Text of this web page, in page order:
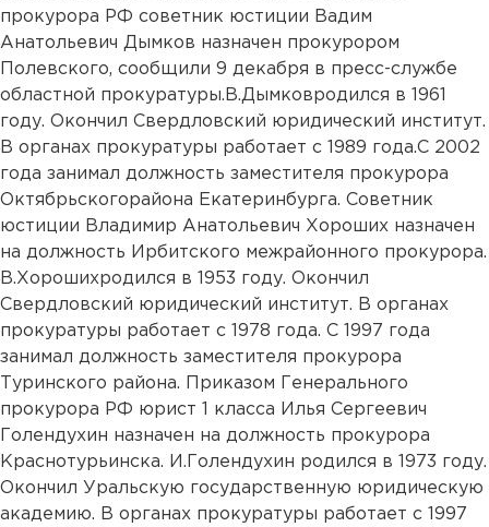
прокурора РФ советник юстиции Вадим
Анатольевич Дымков назначен прокурором
Полевского, сообщили 9 декабря в пресс-службе
областной прокуратуры.В.Дымковродился в 1961
году. Окончил Свердловский юридический институт.
В органах прокуратуры работает с 1989 года.С 2002
года занимал должность заместителя прокурора
Октябрьскогорайона Екатеринбурга. Советник
юстиции Владимир Анатольевич Хороших назначен
на должность Ирбитского межрайонного прокурора.
В.Хорошихродился в 1953 году. Окончил
Свердловский юридический институт. В органах
прокуратуры работает с 1978 года. С 1997 года
занимал должность заместителя прокурора
Туринского района. Приказом Генерального
прокурора РФ юрист 1 класса Илья Сергеевич
Голендухин назначен на должность прокурора
Краснотурьинска. И.Голендухин родился в 1973 году.
Окончил Уральскую государственную юридическую
академию. В органах прокуратуры работает с 1997